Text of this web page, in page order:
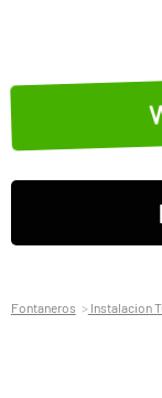
Fontaneros Instalacion